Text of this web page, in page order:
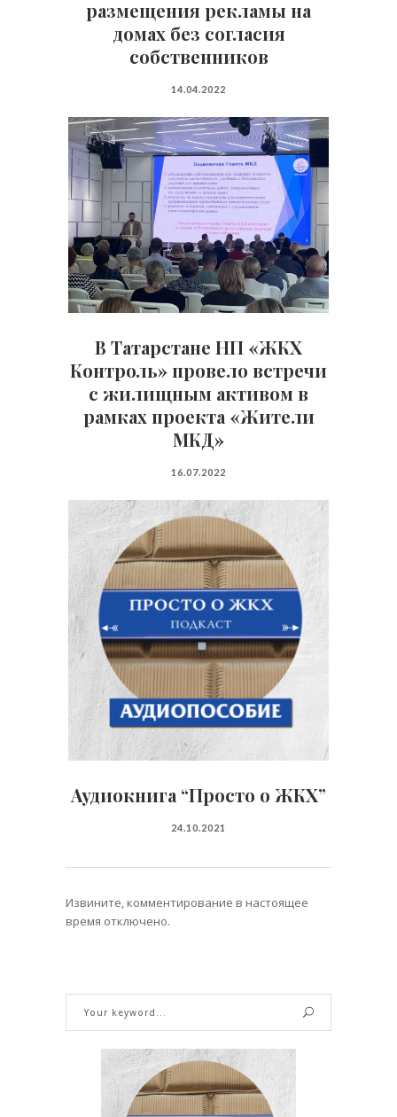
размещения рекламы на
домах без согласия
собственников
14.04.2022
В Татарстане НП «ЖКХ
Контроль» провело встречи
с жилищным активом в
рамках проекта «Жители
МКД»
16.07.2022
Аудиокнига “Просто о ЖКХ”
24.10.2021
Извините, комментирование в настоящее
время отключено.